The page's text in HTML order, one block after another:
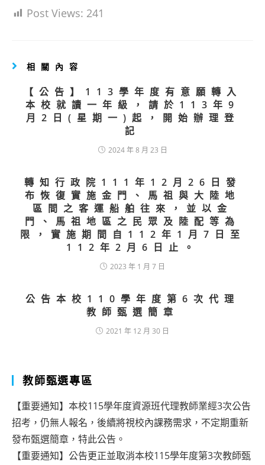
Post Views: 241
相關內容
【公告】113學年度有意願轉入
本校就讀一年級，請於113年9
月2日(星期一)起，開始辦理登
記
2024 年 8 月 23 日
轉知行政院111年12月26日發
布恢復實施金門、馬祖與大陸地
區間之客運船舶往來，並以金
門、馬祖地區之民眾及陸配等為
限，實施期間自112年1月7日至
112年2月6日止。
2023 年 1 月 7 日
公告本校110學年度第6次代理
教師甄選簡章
2021 年 12 月 30 日
教師甄選專區
【重要通知】本校115學年度資源班代理教師業經3次公告
招考，仍無人報名，後續將視校內課務需求，不定期重新
發布甄選簡章，特此公告。
【重要通知】公告更正並取消本校115學年度第3次教師甄